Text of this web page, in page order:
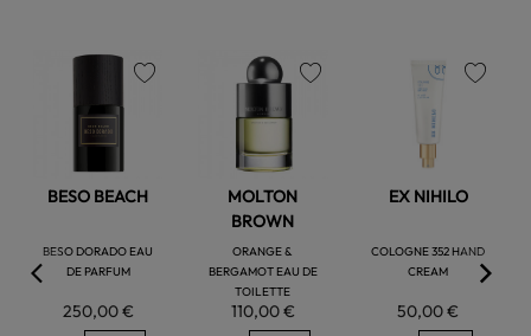
BESO BEACH
BESO DORADO EAU
DE PARFUM
250,00 €
MOLTON
BROWN
ORANGE &
BERGAMOT EAU DE
TOILETTE
110,00 €
EX NIHILO
COLOGNE 352 HAND
CREAM
50,00 €